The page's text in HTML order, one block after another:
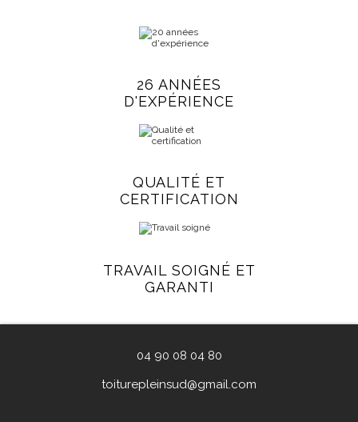
26 ANNÉES
D'EXPÉRIENCE
QUALITÉ ET
CERTIFICATION
TRAVAIL SOIGNÉ ET
GARANTI
04 90 08 04 80
toiturepleinsud@gmail.com